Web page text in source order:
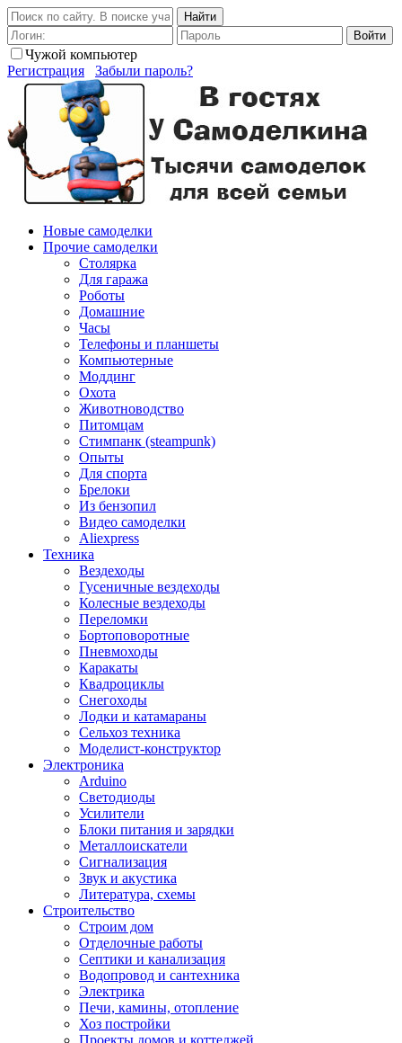
Найти
Войти
Чужой компьютер
Регистрация
Забыли пароль?
Новые самоделки
Прочие самоделки
Столярка
Для гаража
Роботы
Домашние
Часы
Телефоны и планшеты
Компьютерные
Моддинг
Охота
Животноводство
Питомцам
Стимпанк (steampunk)
Опыты
Для спорта
Брелоки
Из бензопил
Видео самоделки
Aliexpress
Техника
Вездеходы
Гусеничные вездеходы
Колесные вездеходы
Переломки
Бортоповоротные
Пневмоходы
Каракаты
Квадроциклы
Снегоходы
Лодки и катамараны
Сельхоз техника
Моделист-конструктор
Электроника
Arduino
Светодиоды
Усилители
Блоки питания и зарядки
Металлоискатели
Сигнализация
Звук и акустика
Литература, схемы
Строительство
Строим дом
Отделочные работы
Септики и канализация
Водопровод и сантехника
Электрика
Печи, камины, отопление
Хоз постройки
Проекты домов и коттеджей